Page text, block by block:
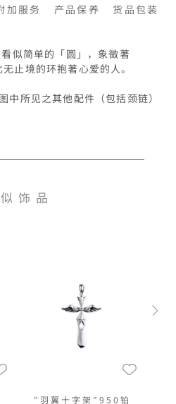
加服务 产品保养 货品包装
似简单的「圆」，象徵著
止境的环抱著心爱的人。
中所见之其他配件（包括颈链）
饰品
"羽翼十字架"950铂